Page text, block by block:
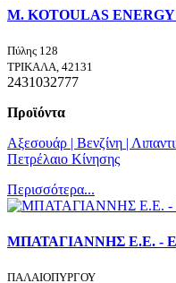
M. KOTOULAS ENERGY
Πύλης 128
ΤΡΙΚΑΛΑ, 42131
2431032777
Προϊόντα
Αξεσουάρ | Βενζίνη |
Πετρέλαιο Κίνησης
Περισσότερα...
ΜΠΑΤΑΓΙΑΝΝΗΣ Ε.Ε. -
ΠΑΛΑΙΟΠΥΡΓΟΥ